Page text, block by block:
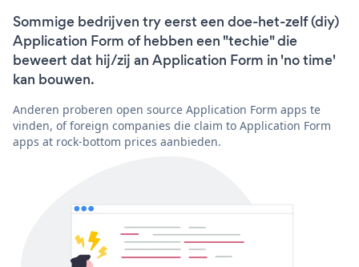
Sommige bedrijven try eerst een doe-het-zelf (diy)
Application Form of hebben een "techie" die
beweert dat hij/zij an Application Form in 'no time'
kan bouwen.
Anderen proberen open source Application Form apps te
vinden, of foreign companies die claim to Application Form
apps at rock-bottom prices aanbieden.